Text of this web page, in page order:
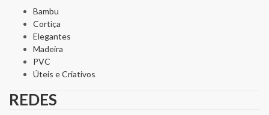
Bambu
Cortiça
Elegantes
Madeira
PVC
Úteis e Criativos
REDES